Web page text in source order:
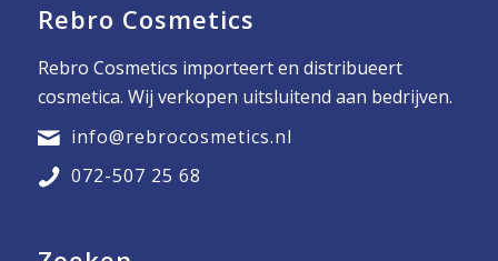
Rebro Cosmetics
Rebro Cosmetics importeert en distribueert
cosmetica. Wij verkopen uitsluitend aan bedrijven.
info@rebrocosmetics.nl
072-507 25 68